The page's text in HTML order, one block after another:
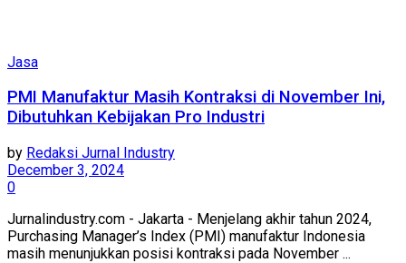
Jasa
PMI Manufaktur Masih Kontraksi di November Ini,
Dibutuhkan Kebijakan Pro Industri
by Redaksi Jurnal Industry
December 3, 2024
0
Jurnalindustry.com - Jakarta - Menjelang akhir tahun 2024,
Purchasing Manager’s Index (PMI) manufaktur Indonesia
masih menunjukkan posisi kontraksi pada November ...